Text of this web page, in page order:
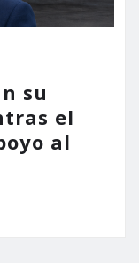
su
el
al